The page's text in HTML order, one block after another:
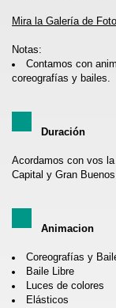
Mira la Galería de
Notas:
Contamos con
coreografías y bailes.
Duración
Acordamos con vos
Capital y Gran
Animacion
Coreografías y
Baile Libre
Luces de colores
Elásticos